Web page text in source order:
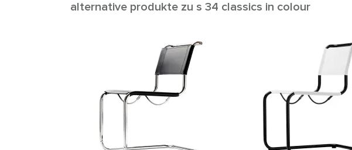
alternative produkte zu s 34 classics in colour